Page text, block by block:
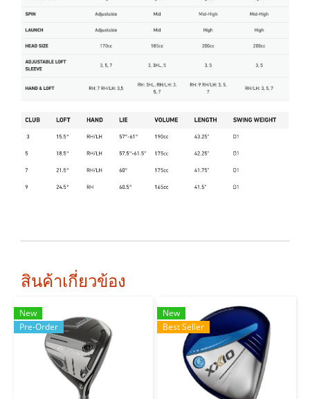
สินค้าเกี่ยวข้อง
New
Pre-Order
New
Best Seller